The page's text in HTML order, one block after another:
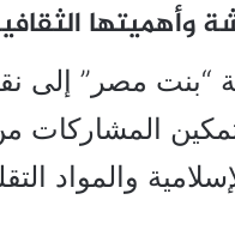
وأهميتها
مصر” إلى
المشاركات
والمواد